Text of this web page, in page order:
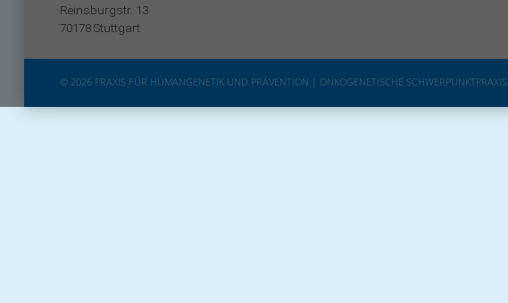
Reinsburgstr. 13
70178 Stuttgart
© 2026 PRAXIS FÜR HUMANGENETIK UND PRÄVENTION | ONKOGENETISCHE SCHWERPUNKTPRAXIS